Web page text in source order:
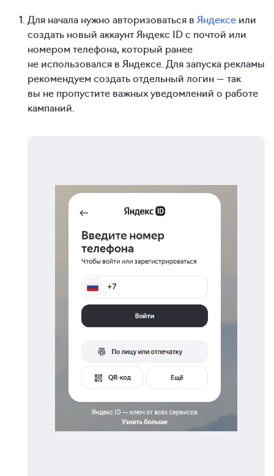
Для начала нужно авторизоваться в Яндексе или
создать новый аккаунт Яндекс ID с почтой или
номером телефона, который ранее
не использовался в Яндексе. Для запуска рекламы
рекомендуем создать отдельный логин — так
вы не пропустите важных уведомлений о работе
кампаний.